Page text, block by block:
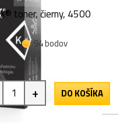
toner, čierny, 4500
94 bodov
+ DO KOŠÍKA